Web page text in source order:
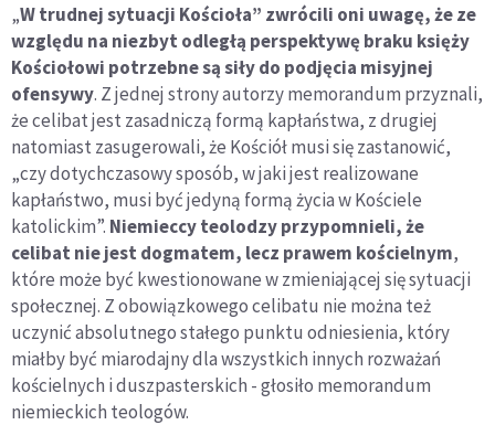
„W trudnej sytuacji Kościoła” zwrócili oni uwagę, że ze
względu na niezbyt odległą perspektywę braku księży
Kościołowi potrzebne są siły do podjęcia misyjnej
ofensywy. Z jednej strony autorzy memorandum przyznali,
że celibat jest zasadniczą formą kapłaństwa, z drugiej
natomiast zasugerowali, że Kościół musi się zastanowić,
„czy dotychczasowy sposób, w jaki jest realizowane
kapłaństwo, musi być jedyną formą życia w Kościele
katolickim”. Niemieccy teolodzy przypomnieli, że
celibat nie jest dogmatem, lecz prawem kościelnym,
które może być kwestionowane w zmieniającej się sytuacji
społecznej. Z obowiązkowego celibatu nie można też
uczynić absolutnego stałego punktu odniesienia, który
miałby być miarodajny dla wszystkich innych rozważań
kościelnych i duszpasterskich - głosiło memorandum
niemieckich teologów.